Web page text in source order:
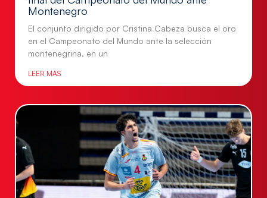
Montenegro
El conjunto dirigido por Cristina Cabeza busca el oro
en el Campeonato del Mundo ante la selección
montenegrina, en un
LEER MÁS